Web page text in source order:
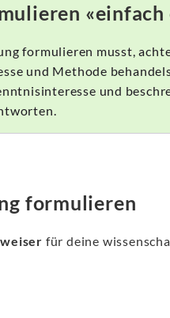
formulieren musst,
und Methode
und
formulieren
für deine